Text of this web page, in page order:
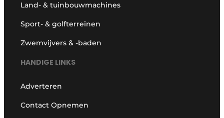
Land- & tuinbouwmachines
Sport- & golfterreinen
Zwemvijvers & -baden
HANDIGE LINKS
Adverteren
Contact Opnemen